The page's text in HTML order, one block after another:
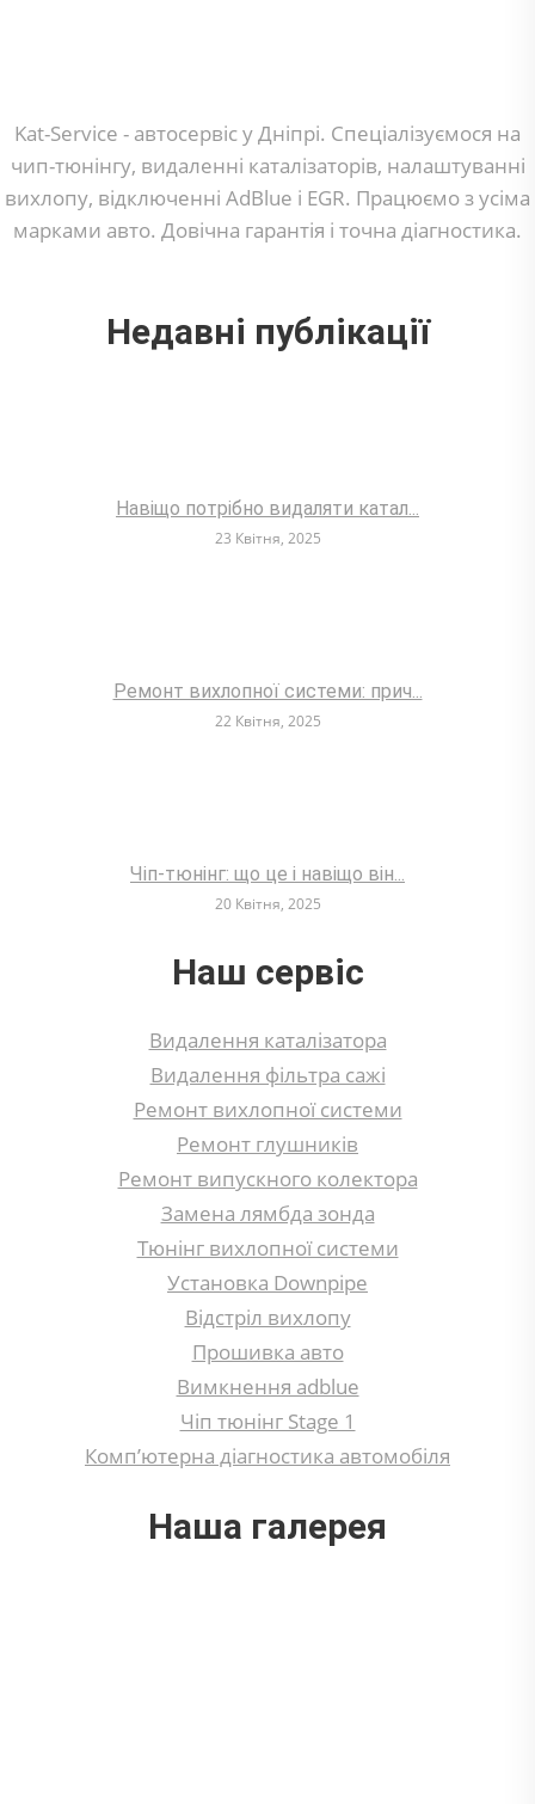
Kat-Service - автосервіс у Дніпрі. Спеціалізуємося на
чип-тюнінгу, видаленні каталізаторів, налаштуванні
вихлопу, відключенні AdBlue і EGR. Працюємо з усіма
марками авто. Довічна гарантія і точна діагностика.
Недавні публікації
Навіщо потрібно видаляти катал...
23 Квітня, 2025
Ремонт вихлопної системи: прич...
22 Квітня, 2025
Чіп-тюнінг: що це і навіщо він...
20 Квітня, 2025
Наш сервіс
Видалення каталізатора
Видалення фільтра сажі
Ремонт вихлопної системи
Ремонт глушників
Ремонт випускного колектора
Замена лямбда зонда
Тюнінг вихлопної системи
Установка Downpipe
Відстріл вихлопу
Прошивка авто
Вимкнення adblue
Чіп тюнінг Stage 1
Комп’ютерна діагностика автомобіля
Наша галерея